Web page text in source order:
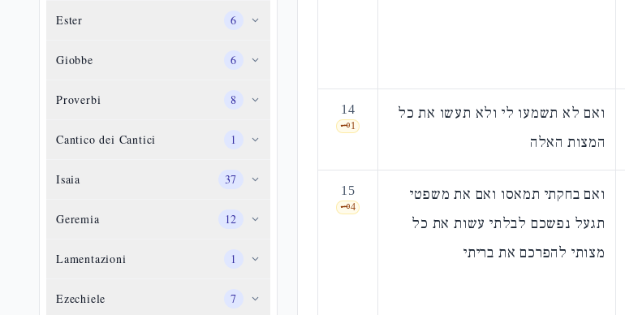
Ester 6
Giobbe 6
Proverbi 8
Cantico dei Cantici 1
Isaia 37
Geremia 12
Lamentazioni 1
Ezechiele 7
14
🗝️1
ואם לא תשמעו לי ולא תעשו את כל
המצות האלה
15
🗝️4
ואם בחקתי תמאסו ואם את משפטי
תגעל נפשכם לבלתי עשות את כל
מצותי להפרכם את בריתי